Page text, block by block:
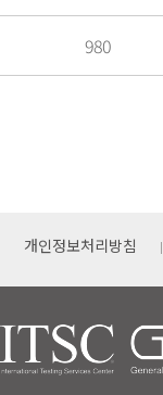
980
개인정보처리방침